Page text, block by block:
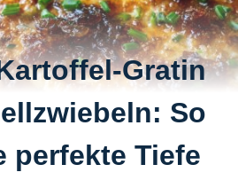
Gratin
So
perfekte Tiefe